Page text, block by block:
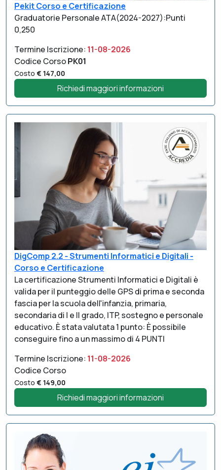
Pekit Corso e Certificazione
Graduatorie Personale ATA(2024-2027):Punti
0,250
Termine Iscrizione: 11-08-2026
Codice CorsoPK01
Costo € 147,00
Richiedi maggiori informazioni
DigComp 2.2 - Strumenti Informatici e Digitali -
Corso e Certificazione
La certificazione Strumenti Informatici e Digitali è
valida per il punteggio delle GPS di prima e seconda
fascia per la scuola dell'infanzia, primaria,
secondaria di I e II grado, ITP, sostegno e personale
educativo. È stata valutata 1 punto: È possibile
conseguire fino a un massimo di 4 PUNTI
Termine Iscrizione: 11-08-2026
Codice Corso
Costo € 149,00
Richiedi maggiori informazioni